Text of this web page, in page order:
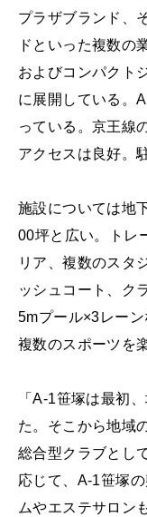
プラザブランド、
ドといった複数の
およびコンパクト
に展開している。
っている。京王線
アクセスは良好。
施設については地
00坪と広い。トレ
リア、複数のスタ
ッシュコート、ク
5mプール×3レー
複数のスポーツを
「A-1笹塚は最初
た。そこから地域
総合型クラブとし
応じて、A-1笹塚
ムやエステサロン